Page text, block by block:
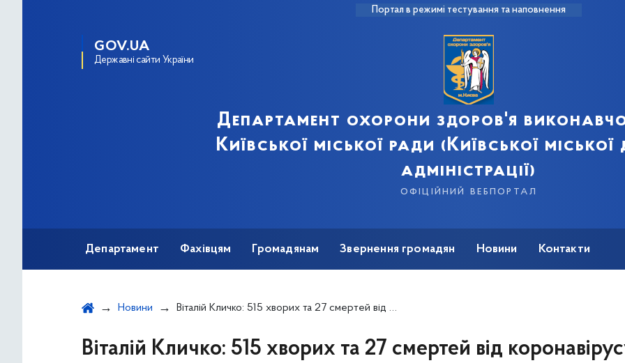
Портал в режимі тестування та наповнення
GOV.UA
Державні сайти України
Департамент охорони здоров'я
Київської міської ради (Київської
адміністрації)
офіційний вебпортал
Департамент Фахівцям Громадянам Звернення громадян Новини Контакти
Новини Віталій Кличко: 515 хворих та 27 смертей від коронавірусу в Києві за добу
Віталій Кличко: 515 хворих та 27 смертей від